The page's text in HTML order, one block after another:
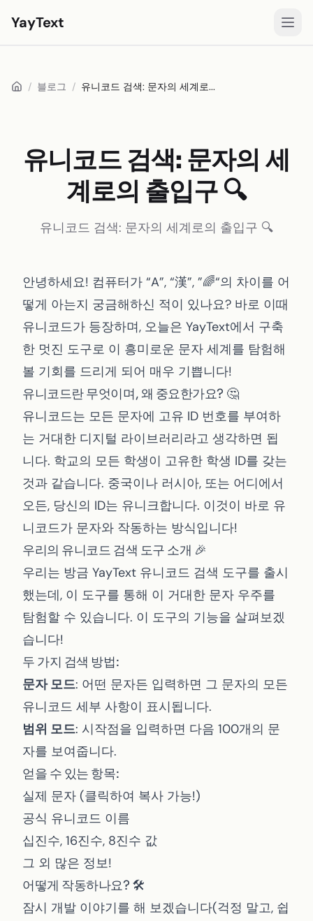
YayText
놀아요🚀
Facebook 글꼴
TikTok 글꼴
Twitter/X 글꼴
굵은 텍스트
에스테틱 텍스트
Toggle theme
/ 블로그 / 유니코드 검색: 문자의 세계로...
유니코드 검색: 문자의 세
계로의 출입구 🔍
유니코드 검색: 문자의 세계로의 출입구 🔍
안녕하세요! 컴퓨터가 “A”, “漢”, ”🌈“의 차이를 어
떻게 아는지 궁금해하신 적이 있나요? 바로 이때
유니코드가 등장하며, 오늘은 YayText에서 구축
한 멋진 도구로 이 흥미로운 문자 세계를 탐험해
볼 기회를 드리게 되어 매우 기쁩니다!
유니코드란 무엇이며, 왜 중요한가요? 🤔
유니코드는 모든 문자에 고유 ID 번호를 부여하
는 거대한 디지털 라이브러리라고 생각하면 됩
니다. 학교의 모든 학생이 고유한 학생 ID를 갖는
것과 같습니다. 중국이나 러시아, 또는 어디에서
오든, 당신의 ID는 유니크합니다. 이것이 바로 유
니코드가 문자와 작동하는 방식입니다!
우리의 유니코드 검색 도구 소개 🎉
우리는 방금 YayText 유니코드 검색 도구를 출시
했는데, 이 도구를 통해 이 거대한 문자 우주를
탐험할 수 있습니다. 이 도구의 기능을 살펴보겠
습니다!
두 가지 검색 방법:
문자 모드: 어떤 문자든 입력하면 그 문자의 모든
유니코드 세부 사항이 표시됩니다.
범위 모드: 시작점을 입력하면 다음 100개의 문
자를 보여줍니다.
얻을 수 있는 항목:
실제 문자 (클릭하여 복사 가능!)
공식 유니코드 이름
십진수, 16진수, 8진수 값
그 외 많은 정보!
어떻게 작동하나요? 🛠️
잠시 개발 이야기를 해 보겠습니다(걱정 말고, 쉽